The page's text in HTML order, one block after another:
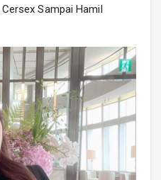
Sampai Hamil